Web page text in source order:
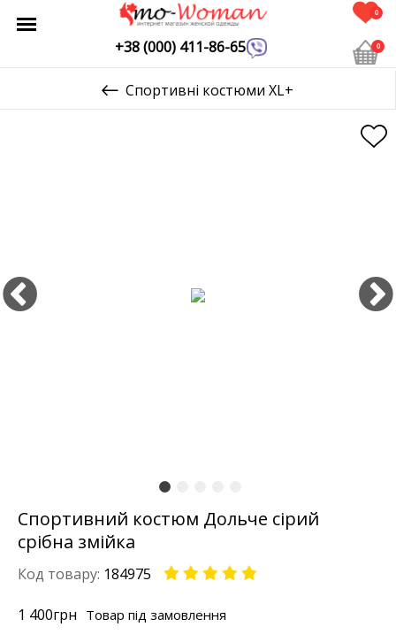
+38 (000) 411-86-65
0
0
Спортивні костюми XL+
Спортивний костюм Дольче сірий
срібна змійка
Код товару: 184975
1 400грн Товар під замовлення